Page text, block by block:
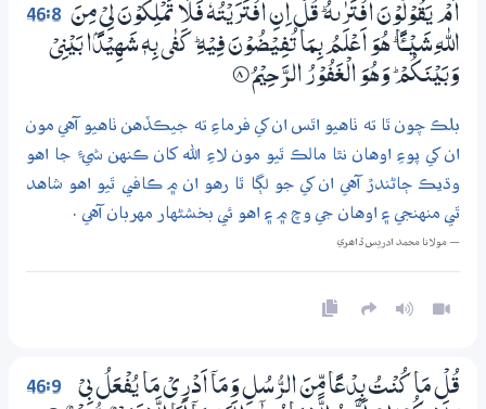
46:8
اَمْ يَقُوْلُوْنَ افْتَرٰىهُ ۭ قُلْ اِنِ افْتَرَيْتُهٗ فَلَا تَمْلِكُوْنَ لِيْ مِنَ
اللّٰهِ شَيْـــــًٔا ۭ هُوَ اَعْلَمُ بِـمَا تُفِيْضُوْنَ فِيْهِ ۭ كَفٰى بِهٖ شَهِيْدًۢا بَيْنِيْ
وَبَيْنَكُمْ ۭ وَهُوَ الْغَفُوْرُ الرَّحِيْمُ 8‏۝
بلڪ چون ٿا ته ٺاهيو اٿس ان کي فرماءِ ته جيڪڏهن ٺاهيو آهي مون
ان کي پوءِ اوهان نٿا مالڪ ٿيو مون لاءِ الله کان ڪنهن شيءِ جا اهو
وڌيڪ ڄاڻندڙ آهي ان کي جو لڳا ٿا رهو ان ۾ ڪافي ٿيو اهو شاهد
ٿي منهنجي ۽ اوهان جي وچ ۾ ۽ اهو ئي بخشڻهار مهربان آهي .
— مولانا محمد ادريس ڏاھري
46:9 قُلْ مَا كُنْتُ بِدْعًا مِّنَ الرُّسُلِ وَمَآ اَدْرِيْ مَا يُفْعَلُ بِيْ